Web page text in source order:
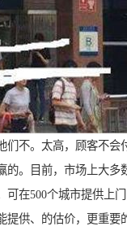
不。太高，顾客不会
的。目前，市场上大多
可在500个城市提供上
提供、的估价，更重要